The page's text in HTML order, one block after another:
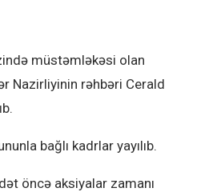
müstəmləkəsi olan
Nazirliyinin rəhbəri Cerald
bağlı kadrlar yayılıb.
öncə aksiyalar zamanı